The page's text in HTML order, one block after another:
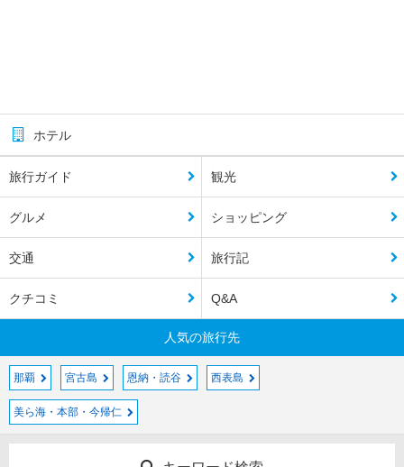
ホテル
旅行ガイド 観光
グルメ ショッピング
交通 旅行記
クチコミ Q&A
人気の旅行先
那覇 宮古島 恩納・読谷 西表島
美ら海・本部・今帰仁